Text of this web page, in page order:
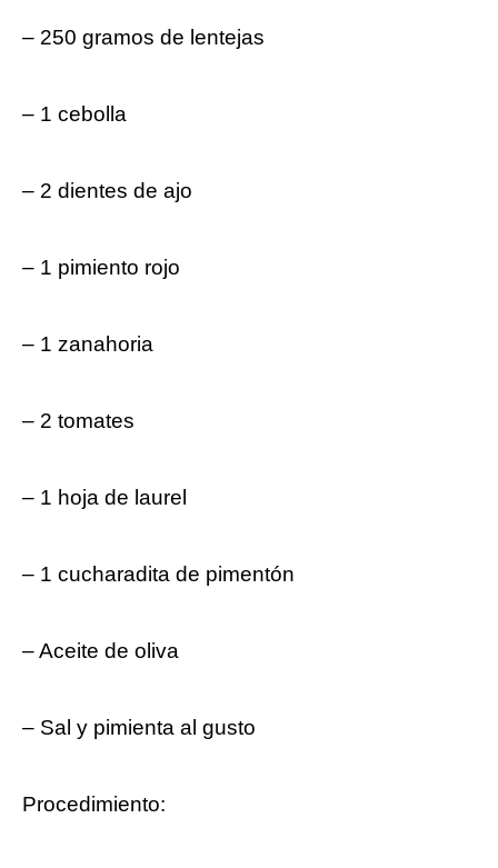
– 250 gramos de lentejas
– 1 cebolla
– 2 dientes de‌ ajo
– 1 ​pimiento rojo
– 1⁤ zanahoria
– 2 tomates
– 1 hoja de laurel
– 1 cucharadita de pimentón
– Aceite de oliva
– Sal y pimienta al gusto
Procedimiento: